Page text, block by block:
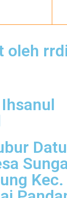
oleh
Datu
Kec.